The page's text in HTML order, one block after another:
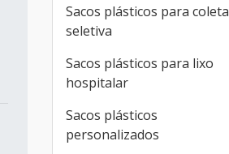
Sacos plásticos para coleta
seletiva
Sacos plásticos para lixo
hospitalar
Sacos plásticos
personalizados